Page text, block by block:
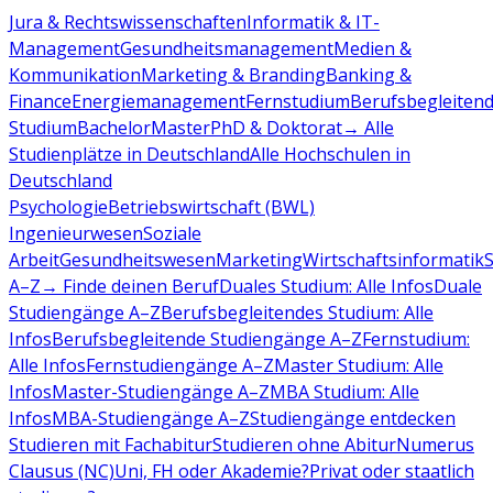
Jura & RechtswissenschaftenInformatik & IT-
ManagementGesundheitsmanagementMedien &
KommunikationMarketing & BrandingBanking &
FinanceEnergiemanagementFernstudiumBerufsbegleitend
StudiumBachelorMasterPhD & Doktorat→ Alle
Studienplätze in DeutschlandAlle Hochschulen in
Deutschland
PsychologieBetriebswirtschaft (BWL)
IngenieurwesenSoziale
ArbeitGesundheitswesenMarketingWirtschaftsinformatik
A–Z→ Finde deinen BerufDuales Studium: Alle InfosDuale
Studiengänge A–ZBerufsbegleitendes Studium: Alle
InfosBerufsbegleitende Studiengänge A–ZFernstudium:
Alle InfosFernstudiengänge A–ZMaster Studium: Alle
InfosMaster-Studiengänge A–ZMBA Studium: Alle
InfosMBA-Studiengänge A–ZStudiengänge entdecken
Studieren mit FachabiturStudieren ohne AbiturNumerus
Clausus (NC)Uni, FH oder Akademie?Privat oder staatlich